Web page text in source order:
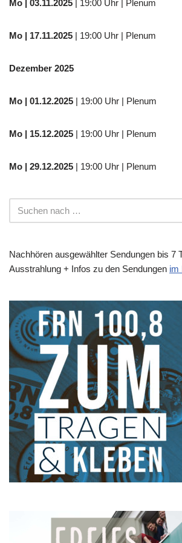
Mo | 03.11.2025 | 19:00 Uhr | Plenum
Mo | 17.11.2025 | 19:00 Uhr | Plenum
Dezember 2025
Mo | 01.12.2025 | 19:00 Uhr | Plenum
Mo | 15.12.2025 | 19:00 Uhr | Plenum
Mo | 29.12.2025 | 19:00 Uhr | Plenum
Nachhören ausgewählter Sendungen bis 7
Ausstrahlung + Infos zu den Sendungen im